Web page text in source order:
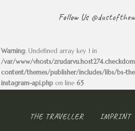
Follow Us
Warning: Undefined array key 1 in
/var/www/vhosts/
content/themes/publisher/includes/libs/bs-
instagram-api.php on line 65
THE TRAVELLER IMPRINT